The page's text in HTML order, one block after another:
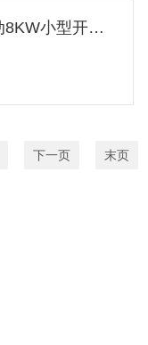
ECP9500E电启动8KW小型开架式柴油发电机
下一页 末页